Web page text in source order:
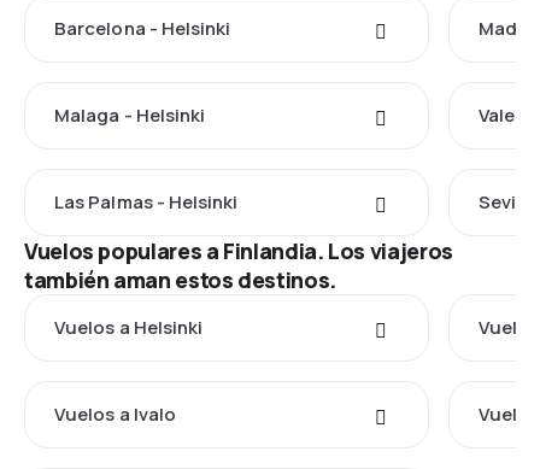
Barcelona - Helsinki
Malaga - Helsinki
Las Palmas - Helsinki
Vuelos populares a Finlandia. Los viajeros
también aman estos destinos.
Vuelos a Helsinki
Vuelos a Ivalo